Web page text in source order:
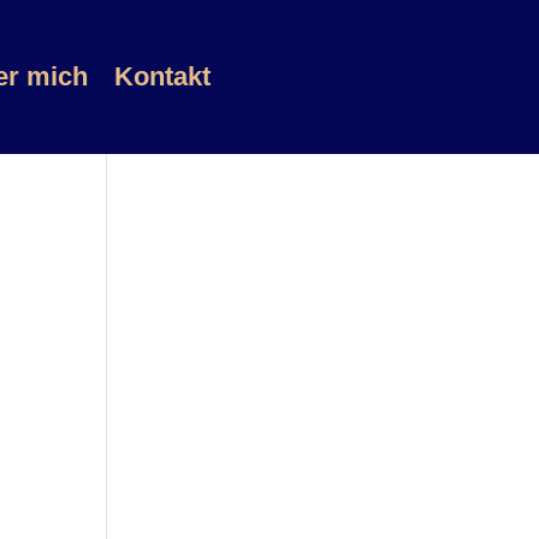
mich Kontakt